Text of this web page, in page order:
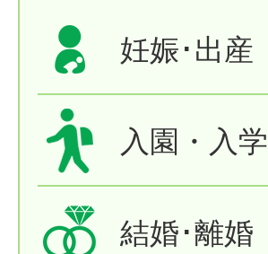
妊娠･出産
入園・入学
結婚･離婚